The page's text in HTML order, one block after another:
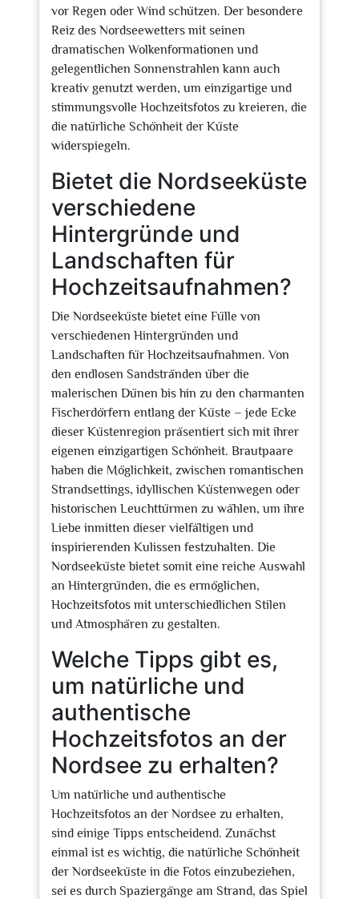
vor Regen oder Wind schützen. Der besondere
Reiz des Nordseewetters mit seinen
dramatischen Wolkenformationen und
gelegentlichen Sonnenstrahlen kann auch
kreativ genutzt werden, um einzigartige und
stimmungsvolle Hochzeitsfotos zu kreieren, die
die natürliche Schönheit der Küste
widerspiegeln.
Bietet die Nordseeküste
verschiedene
Hintergründe und
Landschaften für
Hochzeitsaufnahmen?
Die Nordseeküste bietet eine Fülle von
verschiedenen Hintergründen und
Landschaften für Hochzeitsaufnahmen. Von
den endlosen Sandstränden über die
malerischen Dünen bis hin zu den charmanten
Fischerdörfern entlang der Küste – jede Ecke
dieser Küstenregion präsentiert sich mit ihrer
eigenen einzigartigen Schönheit. Brautpaare
haben die Möglichkeit, zwischen romantischen
Strandsettings, idyllischen Küstenwegen oder
historischen Leuchttürmen zu wählen, um ihre
Liebe inmitten dieser vielfältigen und
inspirierenden Kulissen festzuhalten. Die
Nordseeküste bietet somit eine reiche Auswahl
an Hintergründen, die es ermöglichen,
Hochzeitsfotos mit unterschiedlichen Stilen
und Atmosphären zu gestalten.
Welche Tipps gibt es,
um natürliche und
authentische
Hochzeitsfotos an der
Nordsee zu erhalten?
Um natürliche und authentische
Hochzeitsfotos an der Nordsee zu erhalten,
sind einige Tipps entscheidend. Zunächst
einmal ist es wichtig, die natürliche Schönheit
der Nordseeküste in die Fotos einzubeziehen,
sei es durch Spaziergänge am Strand, das Spiel